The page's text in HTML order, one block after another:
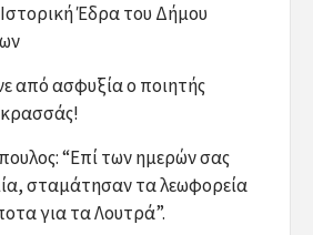
Έδρα του Δήμου
από ασφυξία ο ποιητής
“Επί των ημερών σας
σταμάτησαν τα λεωφορεία
για τα Λουτρά”.